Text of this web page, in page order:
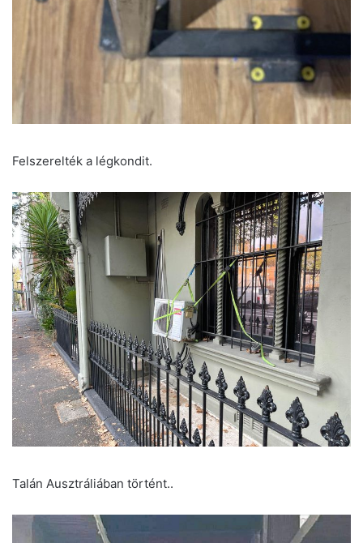
Felszerelték a légkondit.
Talán Ausztráliában történt..